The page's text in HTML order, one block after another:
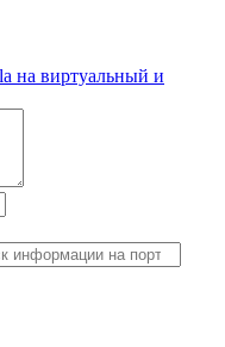
на виртуальный и